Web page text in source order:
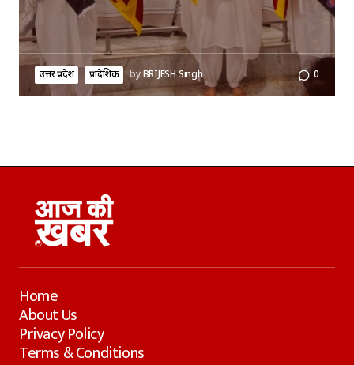
उत्तर प्रदेश प्रादेशिक byBRIJESH Singh 0
Home
About Us
Privacy Policy
Terms & Conditions